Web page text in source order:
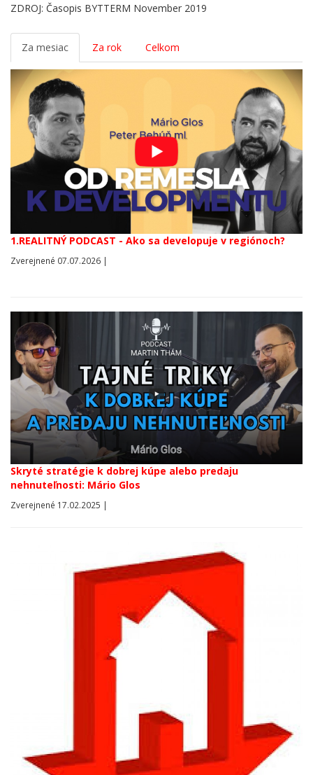
ZDROJ: Časopis BYTTERM November 2019
Za mesiac Za rok Celkom
1.REALITNÝ PODCAST - Ako sa developuje v regiónoch?
Zverejnené 07.07.2026 |
Skryté stratégie k dobrej kúpe alebo predaju
nehnuteľnosti: Mário Glos
Zverejnené 17.02.2025 |